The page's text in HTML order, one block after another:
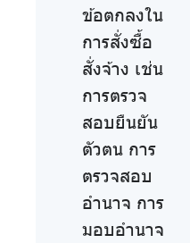
ข้อตกลงใน
การสั่งซื้อ
สั่งจ้าง เช่น
การตรวจ
สอบยืนยัน
ตัวตน การ
ตรวจสอบ
อำนาจ การ
มอบอำนาจ